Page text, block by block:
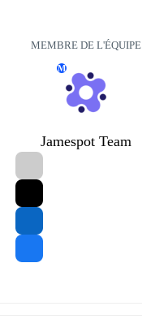
MEMBRE DE L'ÉQUIPE
M
Jamespot Team